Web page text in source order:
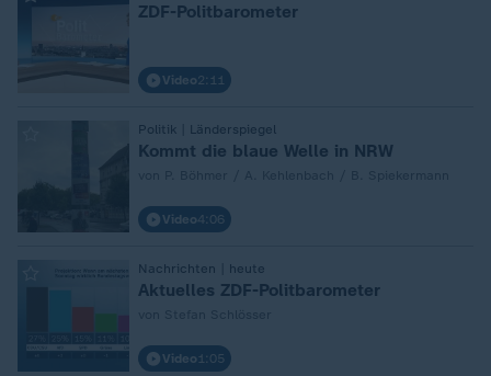
ZDF-Politbarometer
Video2:11
Politik | Länderspiegel
Kommt die blaue Welle in NRW
Video4:06
Nachrichten | heute
Aktuelles ZDF-Politbarometer
Video 1:05